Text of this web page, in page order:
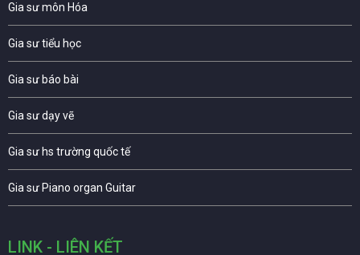
Gia sư môn Hóa
Gia sư tiểu học
Gia sư báo bài
Gia sư dạy vẽ
Gia sư hs trường quốc tế
Gia sư Piano organ Guitar
LINK - LIÊN KẾT